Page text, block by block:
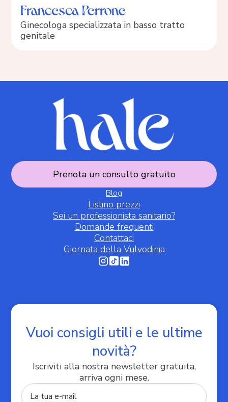
Francesca Perrone
Ginecologa specializzata in basso tratto
genitale
Prenota un consulto gratuito
Blog
Listino prezzi
Sei un professionista sanitario?
Domande frequenti
Contattaci
Giornata della Vulvodinia
Vuoi consigli utili e le ultime
novità?
Iscriviti alla nostra newsletter gratuita,
arriva ogni mese.
Informativa sulla raccolta